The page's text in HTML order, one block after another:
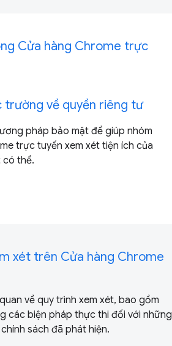
Cửa hàng Chrome trực
trường về quyền riêng tư
pháp bảo mật để giúp nhóm
trực tuyến xem xét tiện ích của
có thể.
xét trên Cửa hàng Chrome
về quy trình xem xét, bao gồm
các biện pháp thực thi đối với những
sách đã phát hiện.